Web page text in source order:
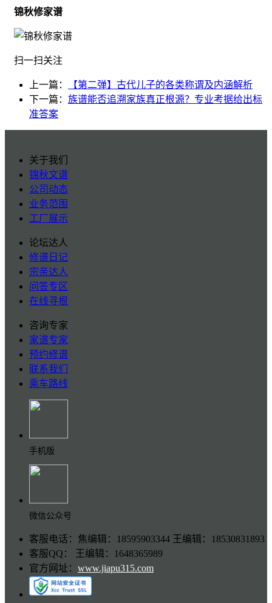
锦秋修家谱
扫一扫关注
上一篇：
【第二弹】古代儿子的各类称谓及内涵解析
下一篇： 族谱能否追溯家族真正根源？专业考据给出标
准答案
关于我们
锦秋文谱
公司动态
业务范围
工厂展示
论坛达人
修谱日记
宗亲达人
问答专区
在线寻根
咨询专家
家谱专家
预约修谱
联系我们
乘车路线
手机版
微信公众号
客服电话：焦编辑：18595903344 王编辑：18530831893
客服QQ： 王编辑：1648365989
官方网址： www.jiapu315.com